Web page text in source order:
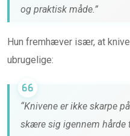
og praktisk måde.”
Hun fremhæver især, at
ubrugelige:
“Knivene er ikke skarpe
skære sig igennem hårde